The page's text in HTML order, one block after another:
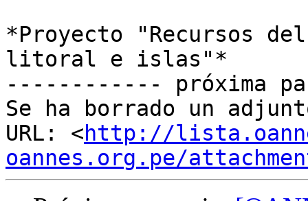
*Proyecto "Recursos
litoral e islas"*
------------ próxima
Se ha borrado un
URL: <http://
oannes.org.pe/